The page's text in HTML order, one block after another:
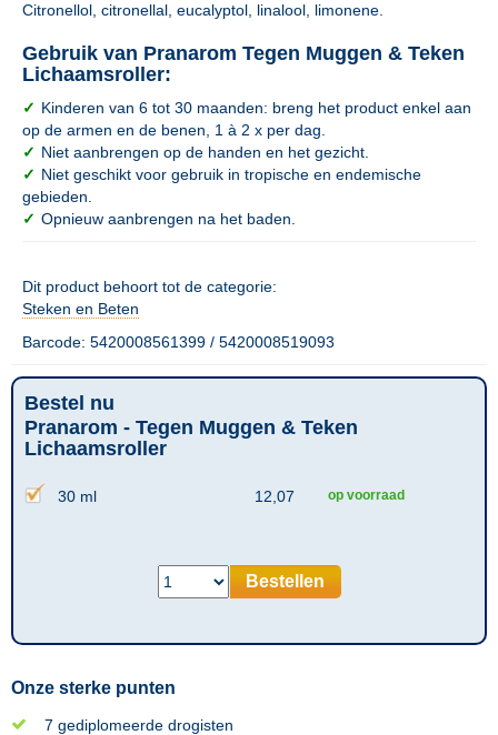
Citronellol, citronellal, eucalyptol, linalool, limonene.
Gebruik van Pranarom Tegen Muggen & Teken
Lichaamsroller:
✓ Kinderen van 6 tot 30 maanden: breng het product enkel aan
op de armen en de benen, 1 à 2 x per dag.
✓ Niet aanbrengen op de handen en het gezicht.
✓ Niet geschikt voor gebruik in tropische en endemische
gebieden.
✓ Opnieuw aanbrengen na het baden.
Dit product behoort tot de categorie:
Steken en Beten
Barcode: 5420008561399 / 5420008519093
Bestel nu
Pranarom - Tegen Muggen & Teken
Lichaamsroller
30 ml 12,07 op voorraad
Bestellen
Onze sterke punten
7 gediplomeerde drogisten